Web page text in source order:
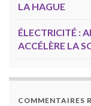
LA HAGUE
ÉLECTRICITÉ :
ACCÉLÈRE LA
COMMENTAIRES